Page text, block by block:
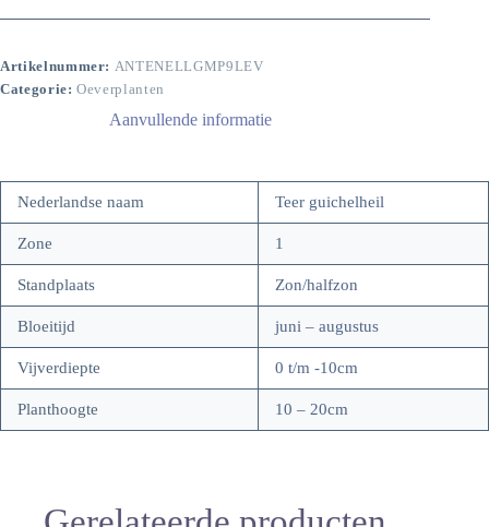
Artikelnummer: ANTENELLGMP9LEV
Categorie:Oeverplanten
Aanvullende informatie
Nederlandse naam Teer guichelheil
Zone 1
Standplaats Zon/halfzon
Bloeitijd juni – augustus
Vijverdiepte 0 t/m -10cm
Planthoogte 10 – 20cm